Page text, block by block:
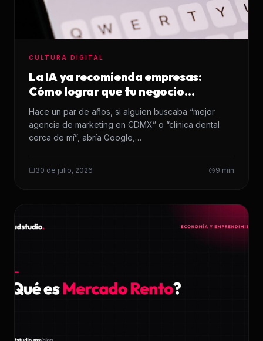
CULTURA DIGITAL
La IA ya recomienda empresas:
Cómo lograr que tu negocio
aparezca en sus respuestas
Hace un par de años, si alguien buscaba “mejor
agencia de marketing en CDMX” o “clínica dental
cerca de mí”, abría Google,…
30 de julio, 2026 9 min